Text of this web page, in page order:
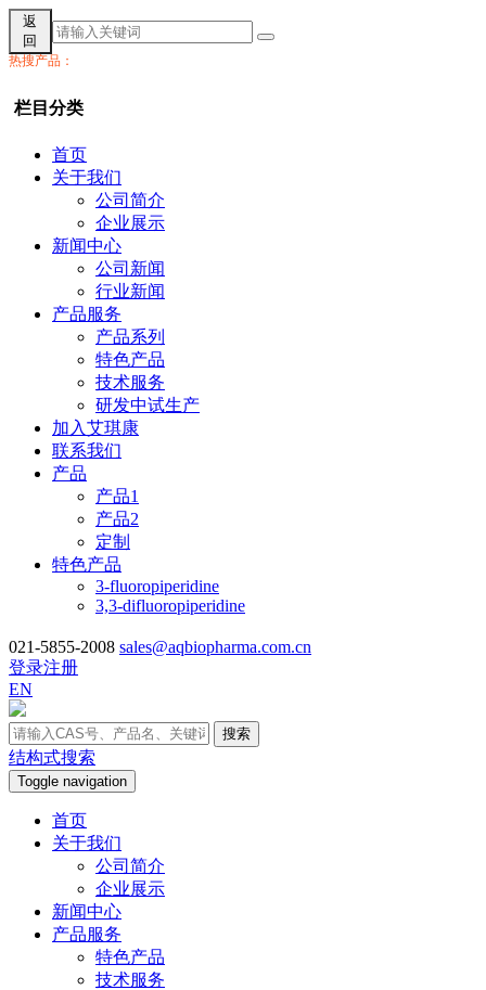
返
回
热搜产品：
栏目分类
首页
关于我们
公司简介
企业展示
新闻中心
公司新闻
行业新闻
产品服务
产品系列
特色产品
技术服务
研发中试生产
加入艾琪康
联系我们
产品
产品1
产品2
定制
特色产品
3-fluoropiperidine
3,3-difluoropiperidine
021-5855-2008 sales@aqbiopharma.com.cn
登录注册
EN
搜索
结构式搜索
Toggle navigation
首页
关于我们
公司简介
企业展示
新闻中心
产品服务
特色产品
技术服务